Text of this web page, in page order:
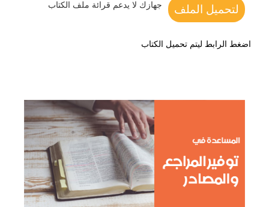
لتحميل الملف جهازك لا يدعم قرائة ملف الكتاب
اضغط الرابط ليتم تحميل الكتاب